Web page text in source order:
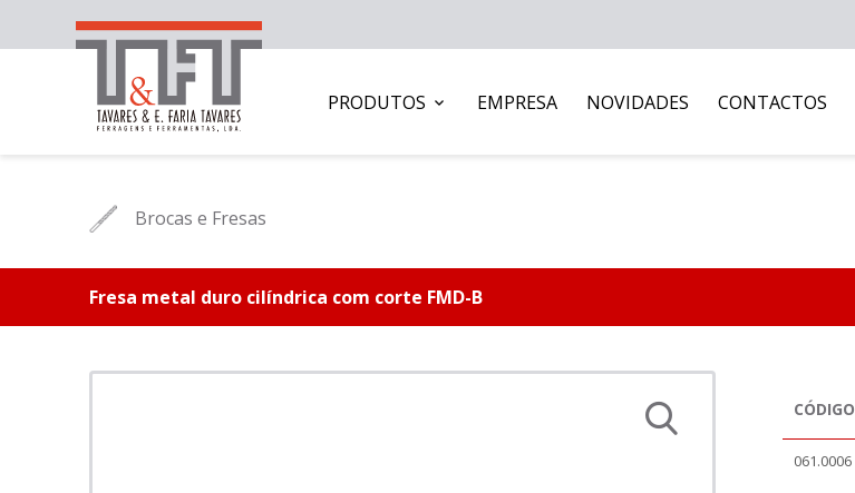
PRODUTOS EMPRESA NOVIDADES CONTACTOS
Brocas e Fresas
Fresa metal duro cilíndrica com corte FMD-B
CÓDIGO
061.0006